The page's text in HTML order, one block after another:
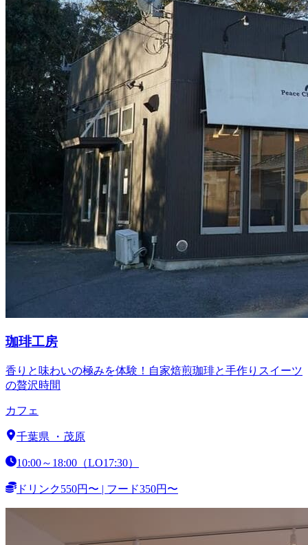
珈琲工房
香りと味わいの極みを体験！自家焙煎珈琲と手作りスイーツ
の贅沢時間
カフェ
千葉県 ・ 茂原
10:00～18:00（LO17:30）
ドリンク550円〜 | フード350円〜